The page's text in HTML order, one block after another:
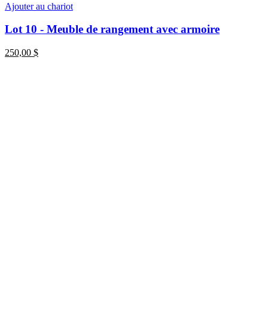
Ajouter au chariot
Lot 10 - Meuble de rangement avec armoire
250,00 $